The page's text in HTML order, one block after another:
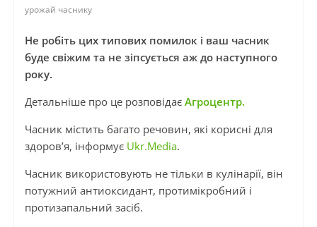
урожай часнику
Не робіть цих типових помилок і ваш часник
буде свіжим та не зіпсується аж до наступного
року.
Детальніше про це розповідає Агроцентр.
Часник містить багато речовин, які корисні для
здоров’я, інформує Ukr.Media.
Часник використовують не тільки в кулінарії, він
потужний антиоксидант, протимікробний і
протизапальний засіб.